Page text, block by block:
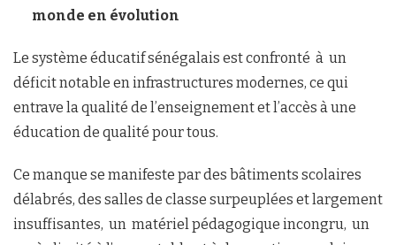
monde en évolution
Le système éducatif sénégalais est confronté à un
déficit notable en infrastructures modernes, ce qui
entrave la qualité de l’enseignement et l’accès à une
éducation de qualité pour tous.
Ce manque se manifeste par des bâtiments scolaires
délabrés, des salles de classe surpeuplées et largement
insuffisantes, un matériel pédagogique incongru, un